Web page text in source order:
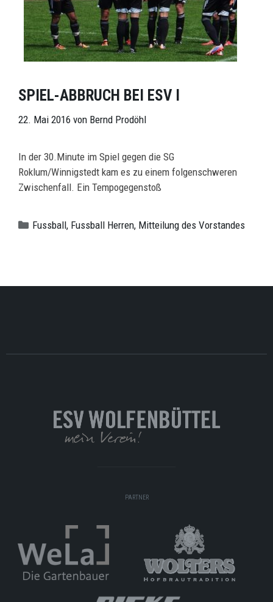
SPIEL-ABBRUCH BEI ESV I
22. Mai 2016 von Bernd Prodöhl
In der 30.Minute im Spiel gegen die SG
Roklum/Winnigstedt kam es zu einem folgenschweren
Zwischenfall. Ein Tempogegenstoß
Kategorien
Fussball, Fussball Herren, Mitteilung des Vorstandes
PARTNER